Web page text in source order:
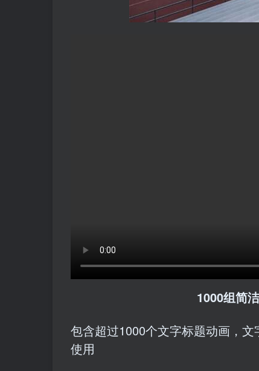
1000组简
包含超过1000个文字标题动画，
使用